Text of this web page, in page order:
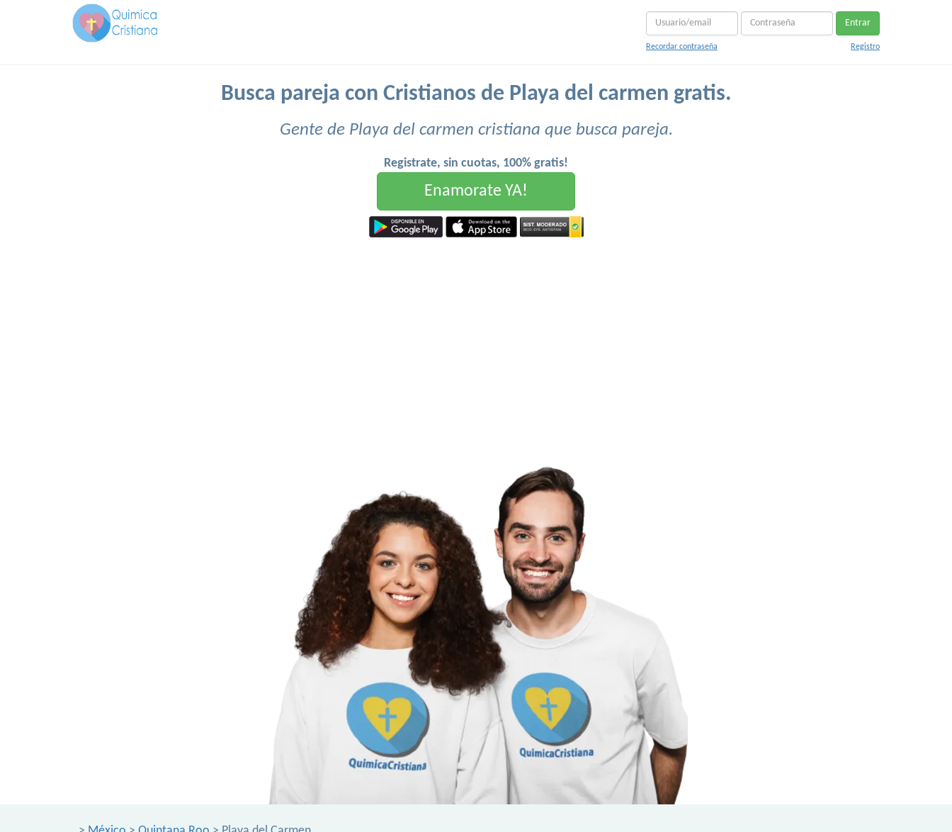
Entrar
Recordar contraseña Registro
Busca pareja con Cristianos de Playa del carmen gratis.
Gente de Playa del carmen cristiana que busca pareja.
Registrate, sin cuotas, 100% gratis!
Enamorate YA!